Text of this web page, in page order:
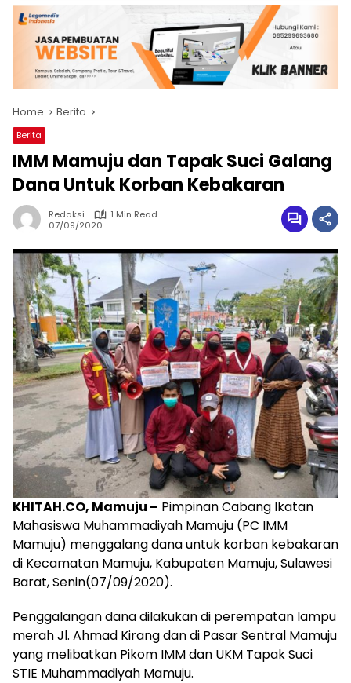
Home Berita
Berita
IMM Mamuju dan Tapak Suci Galang
Dana Untuk Korban Kebakaran
Redaksi
1 Min Read
07/09/2020
KHITAH.CO, Mamuju – Pimpinan Cabang Ikatan
Mahasiswa Muhammadiyah Mamuju (PC IMM
Mamuju) menggalang dana untuk korban kebakaran
di Kecamatan Mamuju, Kabupaten Mamuju, Sulawesi
Barat, Senin(07/09/2020).
Penggalangan dana dilakukan di perempatan lampu
merah Jl. Ahmad Kirang dan di Pasar Sentral Mamuju
yang melibatkan Pikom IMM dan UKM Tapak Suci
STIE Muhammadiyah Mamuju.